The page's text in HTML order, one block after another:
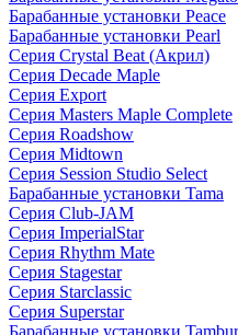
Барабанные установки Peace
Барабанные установки Pearl
Серия Crystal Beat (Акрил)
Серия Decade Maple
Серия Export
Серия Masters Maple Complete
Серия Roadshow
Серия Midtown
Серия Session Studio Select
Барабанные установки Tama
Серия Club-JAM
Серия ImperialStar
Серия Rhythm Mate
Серия Stagestar
Серия Starclassic
Серия Superstar
Барабанные установки